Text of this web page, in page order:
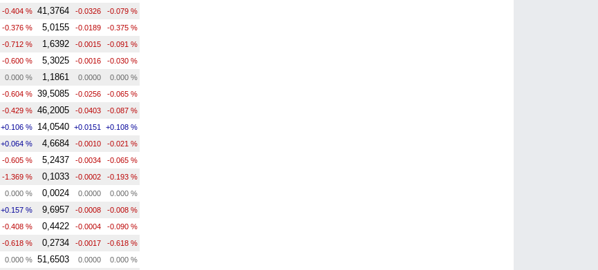
-0.404 % 41,3764 -0.0326 -0.079 %
-0.376 % 5,0155 -0.0189 -0.375 %
-0.712 % 1,6392 -0.0015 -0.091 %
-0.600 % 5,3025 -0.0016 -0.030 %
0.000 % 1,1861 0.0000 0.000 %
-0.604 % 39,5085 -0.0256 -0.065 %
-0.429 % 46,2005 -0.0403 -0.087 %
+0.106 % 14,0540 +0.0151 +0.108 %
+0.064 % 4,6684 -0.0010 -0.021 %
-0.605 % 5,2437 -0.0034 -0.065 %
-1.369 % 0,1033 -0.0002 -0.193 %
0.000 % 0,0024 0.0000 0.000 %
+0.157 % 9,6957 -0.0008 -0.008 %
-0.408 % 0,4422 -0.0004 -0.090 %
-0.618 % 0,2734 -0.0017 -0.618 %
0.000 % 51,6503 0.0000 0.000 %